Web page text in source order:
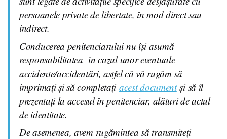
persoanele private de libertate, în mod direct sau
indirect.
Conducerea penitenciarului nu își asumă
responsabilitatea în cazul unor eventuale
accidente/accidentări, astfel că vă rugăm să
imprimați și să completați acest documentși să îl
prezentați la accesul în penitenciar, alături de actul
de identitate.
De asemenea, avem rugămintea să transmiteți